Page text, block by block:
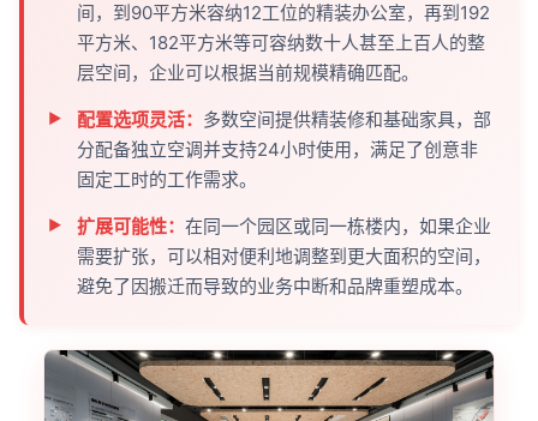
间，到90平方米容纳12工位的精装办公室，再到192
平方米、182平方米等可容纳数十人甚至上百人的整
层空间，企业可以根据当前规模精确匹配。
配置选项灵活： 多数空间提供精装修和基础家具，部
分配备独立空调并支持24小时使用，满足了创意非
固定工时的工作需求。
扩展可能性： 在同一个园区或同一栋楼内，如果企业
需要扩张，可以相对便利地调整到更大面积的空间，
避免了因搬迁而导致的业务中断和品牌重塑成本。